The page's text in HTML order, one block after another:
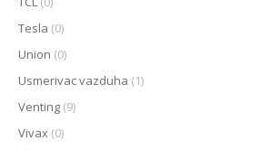
Tesla (0)
Union (0)
Usmerivac vazduha (1)
Venting (9)
Vivax (0)